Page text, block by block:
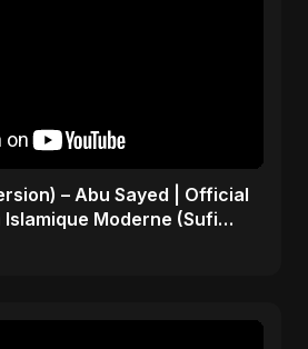
– Abu Sayed | Official
Moderne (Sufi